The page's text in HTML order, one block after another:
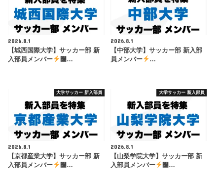
2026.8.1
【城西国際大学】サッカー部 新
入部員メンバー
࿠…
2026.8.1
【中部大学】サッカー部 新入部
員メンバー
…
大学サッカー 新入部員
2026.8.1
【京都産業大学】サッカー部 新
入部員メンバー
࿠…
大学サッカー 新入部員
2026.8.1
【山梨学院大学】サッカー部 新
入部員メンバー
࿠…